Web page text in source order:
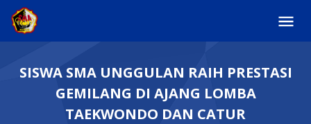
Skip
content
SISWA SMA UNGGULAN RAIH PRESTASI
GEMILANG DI AJANG LOMBA
TAEKWONDO DAN CATUR